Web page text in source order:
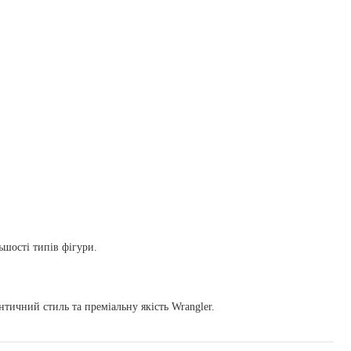
типів фігури.
стиль та преміальну якість Wrangler.